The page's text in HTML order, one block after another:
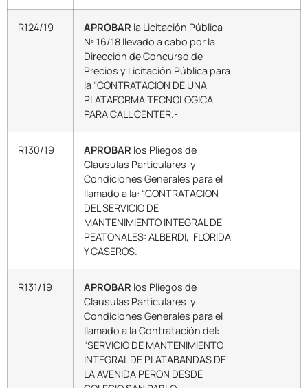
R124/19 APROBAR la Licitación Pública
Nº 16/18 llevado a cabo por la
Dirección de Concurso de
Precios y Licitación Pública para
la “CONTRATACION DE UNA
PLATAFORMA TECNOLOGICA
PARA CALL CENTER.-
R130/19 APROBAR los Pliegos de
Clausulas Particulares y
Condiciones Generales para el
llamado a la: “CONTRATACION
DEL SERVICIO DE
MANTENIMIENTO INTEGRAL DE
PEATONALES: ALBERDI, FLORIDA
Y CASEROS.-
R131/19 APROBAR los Pliegos de
Clausulas Particulares y
Condiciones Generales para el
llamado a la Contratación del:
“SERVICIO DE MANTENIMIENTO
INTEGRAL DE PLATABANDAS DE
LA AVENIDA PERON DESDE